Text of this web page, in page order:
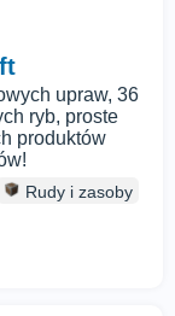
upraw, 36
ryb, proste
produktów
Rudy i zasoby